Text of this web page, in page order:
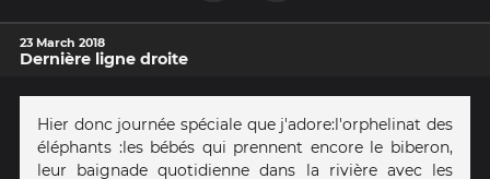
23 March 2018
Dernière ligne droite
Hier donc journée spéciale que j'adore:l'orphelinat des
éléphants :les bébés qui prennent encore le biberon,
leur baignade quotidienne dans la rivière avec les